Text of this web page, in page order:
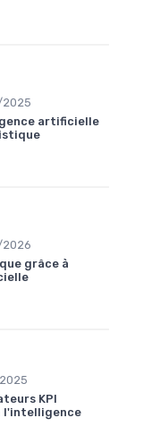
artificielle
grâce à
KPI
l'intelligence